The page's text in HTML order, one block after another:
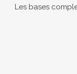
Les bases